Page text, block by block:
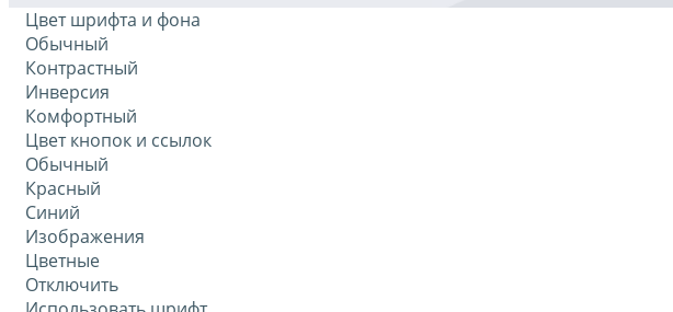
Цвет шрифта и фона
Обычный
Контрастный
Инверсия
Комфортный
Цвет кнопок и ссылок
Обычный
Красный
Синий
Изображения
Цветные
Отключить